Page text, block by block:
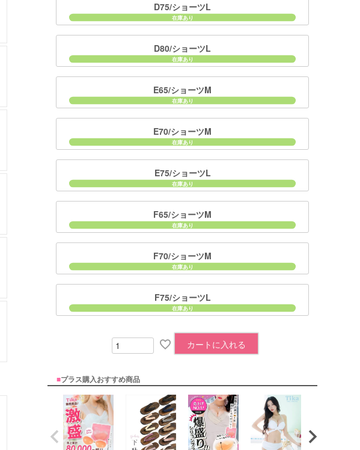
D75/ショーツL
D80/ショーツL
E65/ショーツM
E70/ショーツM
E75/ショーツL
F65/ショーツM
F70/ショーツM
F75/ショーツL
カートに入れる
■プラス購入おすすめ商品